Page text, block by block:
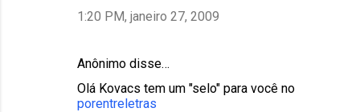
1:20 PM, janeiro 27, 2009
Anônimo disse…
Olá Kovacs tem um "selo" para você no
porentreletras